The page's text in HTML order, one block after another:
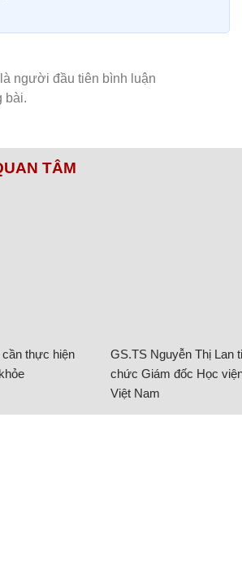
TÂM
thực hiện
GS.TS Nguyễn Thị Lan
chức Giám đốc Học
Việt Nam